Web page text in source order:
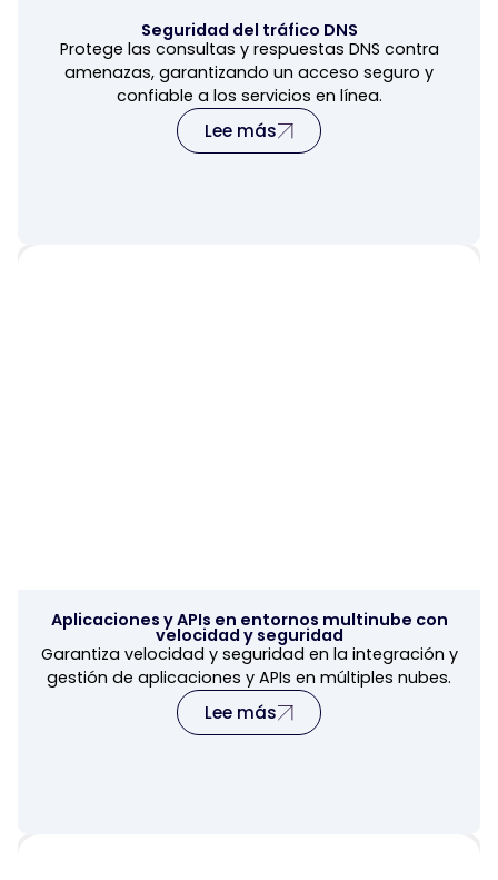
Seguridad del tráfico DNS
Protege las consultas y respuestas DNS contra
amenazas, garantizando un acceso seguro y
confiable a los servicios en línea.
Lee más
Aplicaciones y APIs en entornos multinube con
velocidad y seguridad
Garantiza velocidad y seguridad en la integración y
gestión de aplicaciones y APIs en múltiples nubes.
Lee más